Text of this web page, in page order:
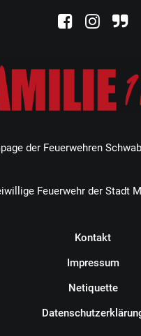
der Feuerwehren
Feuerwehr der Stadt
Kontakt
Impressum
Netiquette